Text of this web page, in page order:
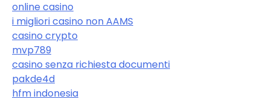
online casino
i migliori casino non AAMS
casino crypto
mvp789
casino senza richiesta documenti
pakde4d
hfm indonesia